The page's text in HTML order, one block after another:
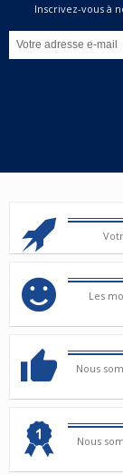
Inscrivez-vous à
Les
Nous
Nous